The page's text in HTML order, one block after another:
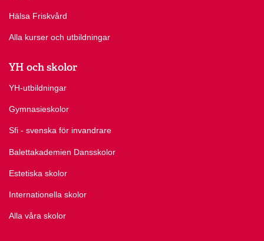
Hälsa Friskvård
Alla kurser och utbildningar
YH och skolor
YH-utbildningar
Gymnasieskolor
Sfi - svenska för invandrare
Balettakademien Dansskolor
Estetiska skolor
Internationella skolor
Alla våra skolor